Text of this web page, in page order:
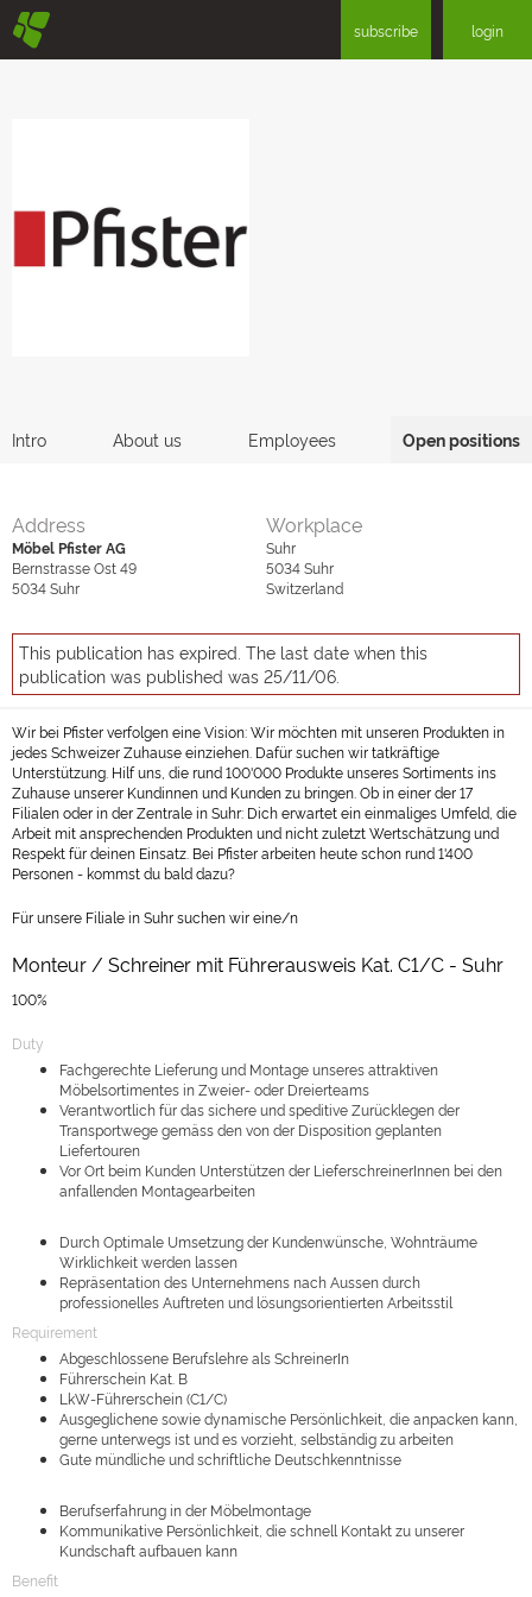
§ subscribe login
Intro About us Employees Open positions
Address
Möbel Pfister AG
Bernstrasse Ost 49
5034Suhr
Workplace
Suhr
5034Suhr
Switzerland
This publication has expired. The last date when this
publication was published was 25/11/06.
Wir bei Pfister verfolgen eine Vision: Wir möchten mit unseren Produkten in
jedes Schweizer Zuhause einziehen. Dafür suchen wir tatkräftige
Unterstützung. Hilf uns, die rund 100'000 Produkte unseres Sortiments ins
Zuhause unserer Kundinnen und Kunden zu bringen. Ob in einer der 17
Filialen oder in der Zentrale in Suhr: Dich erwartet ein einmaliges Umfeld, die
Arbeit mit ansprechenden Produkten und nicht zuletzt Wertschätzung und
Respekt für deinen Einsatz. Bei Pfister arbeiten heute schon rund 1'400
Personen - kommst du bald dazu?
Für unsere Filiale in Suhr suchen wir eine/n
Monteur / Schreiner mit Führerausweis Kat. C1/C - Suhr
100%
Duty
Fachgerechte Lieferung und Montage unseres attraktiven
Möbelsortimentes in Zweier- oder Dreierteams
Verantwortlich für das sichere und speditive Zurücklegen der
Transportwege gemäss den von der Disposition geplanten
Liefertouren
Vor Ort beim Kunden Unterstützen der LieferschreinerInnen bei den
anfallenden Montagearbeiten
Durch Optimale Umsetzung der Kundenwünsche, Wohnträume
Wirklichkeit werden lassen
Repräsentation des Unternehmens nach Aussen durch
professionelles Auftreten und lösungsorientierten Arbeitsstil
Requirement
Abgeschlossene Berufslehre als SchreinerIn
Führerschein Kat. B
LkW-Führerschein (C1/C)
Ausgeglichene sowie dynamische Persönlichkeit, die anpacken kann,
gerne unterwegs ist und es vorzieht, selbständig zu arbeiten
Gute mündliche und schriftliche Deutschkenntnisse
Berufserfahrung in der Möbelmontage
Kommunikative Persönlichkeit, die schnell Kontakt zu unserer
Kundschaft aufbauen kann
Benefit